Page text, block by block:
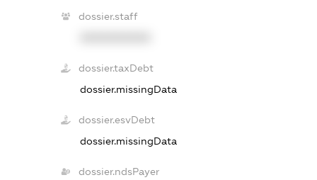
dossier.staff
dossier.taxDebt
dossier.missingData
dossier.esvDebt
dossier.missingData
dossier.ndsPayer